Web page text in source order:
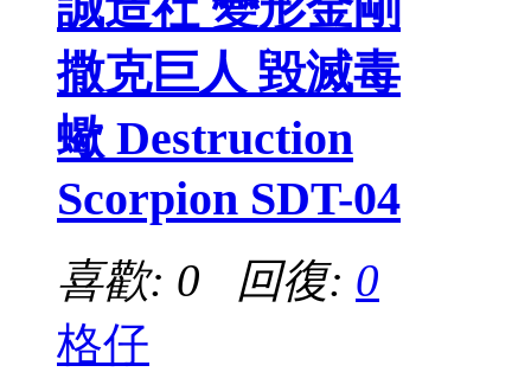
撒克巨人 毀滅毒
蠍 Destruction
Scorpion SDT-04
喜歡: 0 回復: 0
格仔